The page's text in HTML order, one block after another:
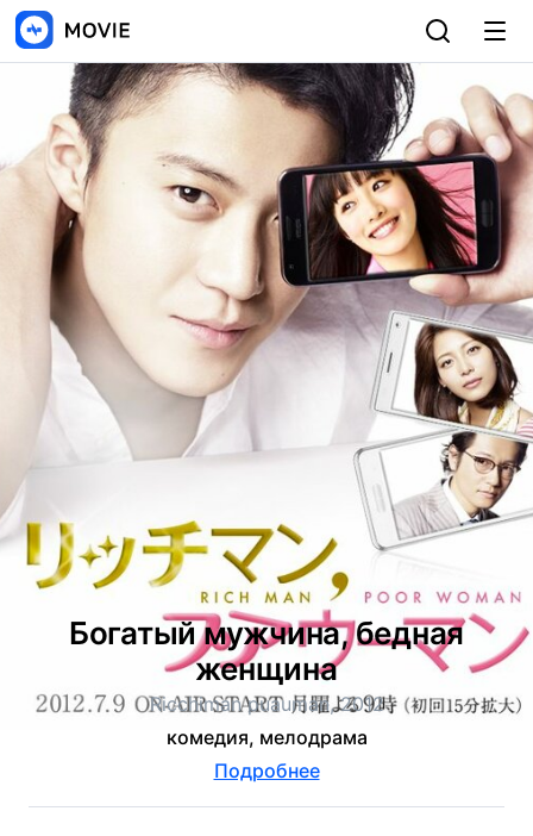
Богатый мужчина, бедная
женщина
Ricchiman puauman, 2012
комедия, мелодрама
Подробнее